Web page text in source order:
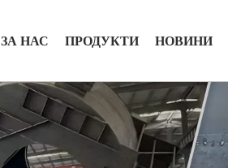
ЗА НАС ПРОДУКТИ НОВИНИ